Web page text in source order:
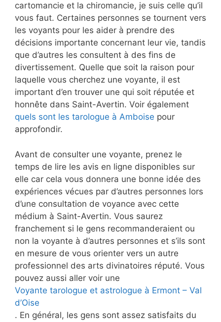
cartomancie et la chiromancie, je suis celle qu’il
vous faut. Certaines personnes se tournent vers
les voyants pour les aider à prendre des
décisions importante concernant leur vie, tandis
que d’autres les consultent à des fins de
divertissement. Quelle que soit la raison pour
laquelle vous cherchez une voyante, il est
important d’en trouver une qui soit réputée et
honnête dans Saint-Avertin. Voir également
quels sont les tarologue à Amboise pour
approfondir.
Avant de consulter une voyante, prenez le
temps de lire les avis en ligne disponibles sur
elle car cela vous donnera une bonne idée des
expériences vécues par d’autres personnes lors
d’une consultation de voyance avec cette
médium à Saint-Avertin. Vous saurez
franchement si le gens recommanderaient ou
non la voyante à d’autres personnes et s’ils sont
en mesure de vous orienter vers un autre
professionnel des arts divinatoires réputé. Vous
pouvez aussi aller voir une
Voyante tarologue et astrologue à Ermont – Val
d’Oise
. En général, les gens sont assez satisfaits du